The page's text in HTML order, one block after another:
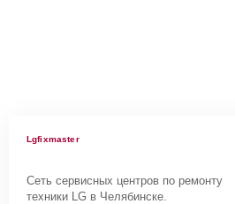
Lgfixmaster
Сеть сервисных центров по ремонту
техники LG в Челябинске.